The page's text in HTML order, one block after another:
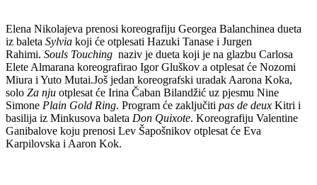
Elena Nikolajeva prenosi koreografiju Georgea Balanchinea dueta
iz baleta Sylvia koji će otplesati Hazuki Tanase i Jurgen
Rahimi. Souls Touching naziv je dueta koji je na glazbu Carlosa
Elete Almarana koreografirao Igor Gluškov a otplesat će Nozomi
Miura i Yuto Mutai.Još jedan koreografski uradak Aarona Koka,
solo Za nju otplesat će Irina Čaban Bilandžić uz pjesmu Nine
Simone Plain Gold Ring. Program će zaključiti pas de deux Kitri i
basilija iz Minkusova baleta Don Quixote. Koreografiju Valentine
Ganibalove koju prenosi Lev Šapošnikov otplesat će Eva
Karpilovska i Aaron Kok.